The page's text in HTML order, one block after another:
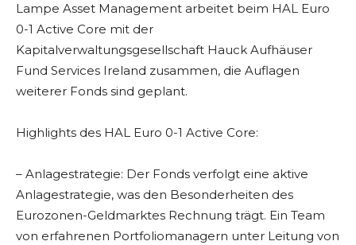
Lampe Asset Management arbeitet beim HAL Euro
0-1 Active Core mit der
Kapitalverwaltungsgesellschaft Hauck Aufhäuser
Fund Services Ireland zusammen, die Auflagen
weiterer Fonds sind geplant.
Highlights des HAL Euro 0-1 Active Core:
– Anlagestrategie: Der Fonds verfolgt eine aktive
Anlagestrategie, was den Besonderheiten des
Eurozonen-Geldmarktes Rechnung trägt. Ein Team
von erfahrenen Portfoliomanagern unter Leitung von